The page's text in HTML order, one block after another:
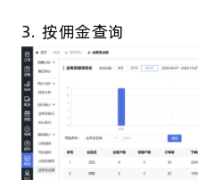
3. 按佣金查询